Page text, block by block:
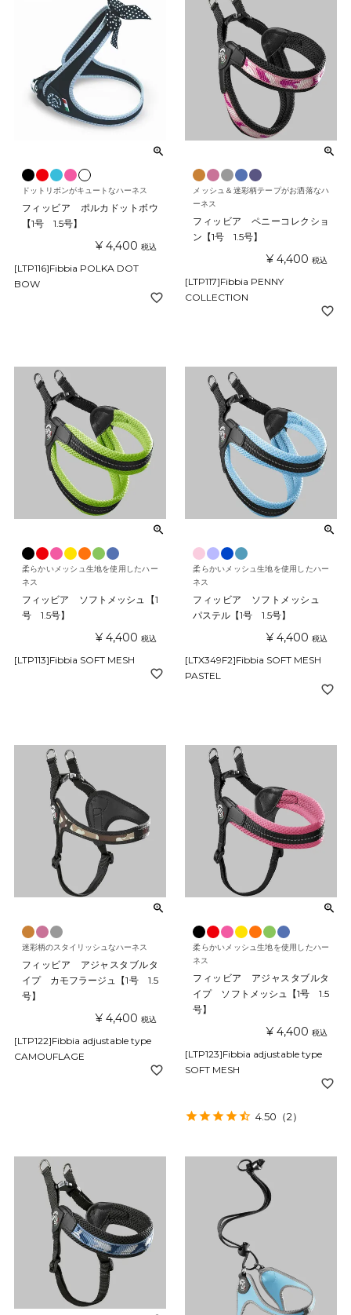
ドットリボンがキュートなハーネス
フィッビア ポルカドットボウ
【1号 1.5号】
¥ 4,400 税込
[LTP116]Fibbia POLKA DOT
BOW
メッシュ＆迷彩柄テープがお洒落なハ
ーネス
フィッビア ペニーコレクショ
ン【1号 1.5号】
¥ 4,400 税込
[LTP117]Fibbia PENNY
COLLECTION
柔らかいメッシュ生地を使用したハー
ネス
フィッビア ソフトメッシュ【1
号 1.5号】
¥ 4,400 税込
[LTP113]Fibbia SOFT MESH
柔らかいメッシュ生地を使用したハー
ネス
フィッビア ソフトメッシュ
パステル【1号 1.5号】
¥ 4,400 税込
[LTX349F2]Fibbia SOFT MESH
PASTEL
迷彩柄のスタイリッシュなハーネス
フィッビア アジャスタブルタ
イプ カモフラージュ【1号 1.5
号】
¥ 4,400 税込
[LTP122]Fibbia adjustable type
CAMOUFLAGE
柔らかいメッシュ生地を使用したハー
ネス
フィッビア アジャスタブルタ
イプ ソフトメッシュ【1号 1.5
号】
¥ 4,400 税込
[LTP123]Fibbia adjustable type
SOFT MESH
4.50 （2）